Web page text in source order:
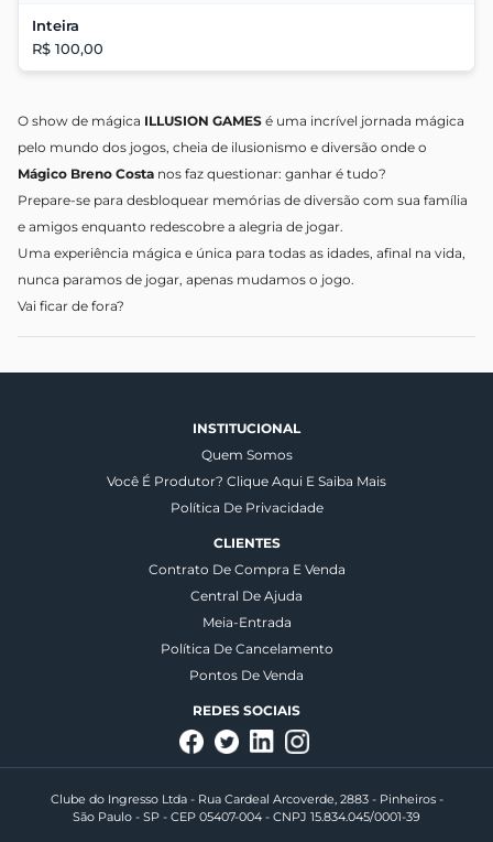
Inteira
R$ 100,00
O show de mágica ILLUSION GAMES é uma incrível jornada mágica
pelo mundo dos jogos, cheia de ilusionismo e diversão onde o
Mágico Breno Costa nos faz questionar: ganhar é tudo?
Prepare-se para desbloquear memórias de diversão com sua família
e amigos enquanto redescobre a alegria de jogar.
Uma experiência mágica e única para todas as idades, afinal na vida,
nunca paramos de jogar, apenas mudamos o jogo.
Vai ficar de fora?
INSTITUCIONAL
Quem Somos
Você É Produtor? Clique Aqui E Saiba Mais
Política De Privacidade
CLIENTES
Contrato De Compra E Venda
Central De Ajuda
Meia-Entrada
Política De Cancelamento
Pontos De Venda
REDES SOCIAIS
Clube do Ingresso Ltda - Rua Cardeal Arcoverde, 2883 - Pinheiros -
São Paulo - SP - CEP 05407-004 - CNPJ 15.834.045/0001-39